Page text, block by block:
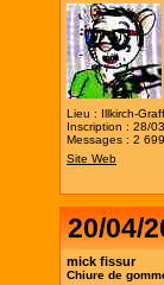
Lieu : Illkirch-
Inscription : 28/
Messages : 2 699
Site Web
20/04/
mick fissur
Chiure de